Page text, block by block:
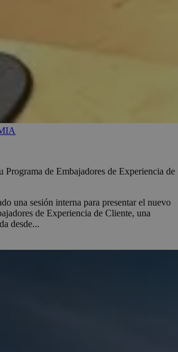
Programa de Embajadores de Experiencia de
una sesión interna para presentar el nuevo
de Experiencia de Cliente, una
desde...